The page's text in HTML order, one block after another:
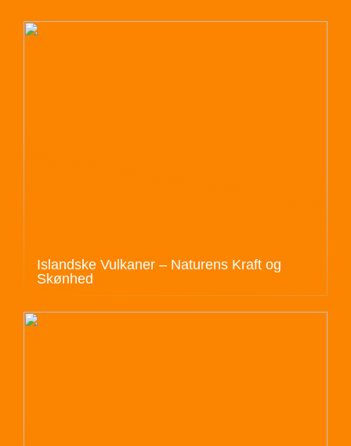
Islandske Vulkaner – Naturens Kraft og
Skønhed